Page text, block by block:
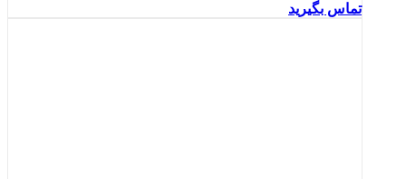
تماس بگیرید